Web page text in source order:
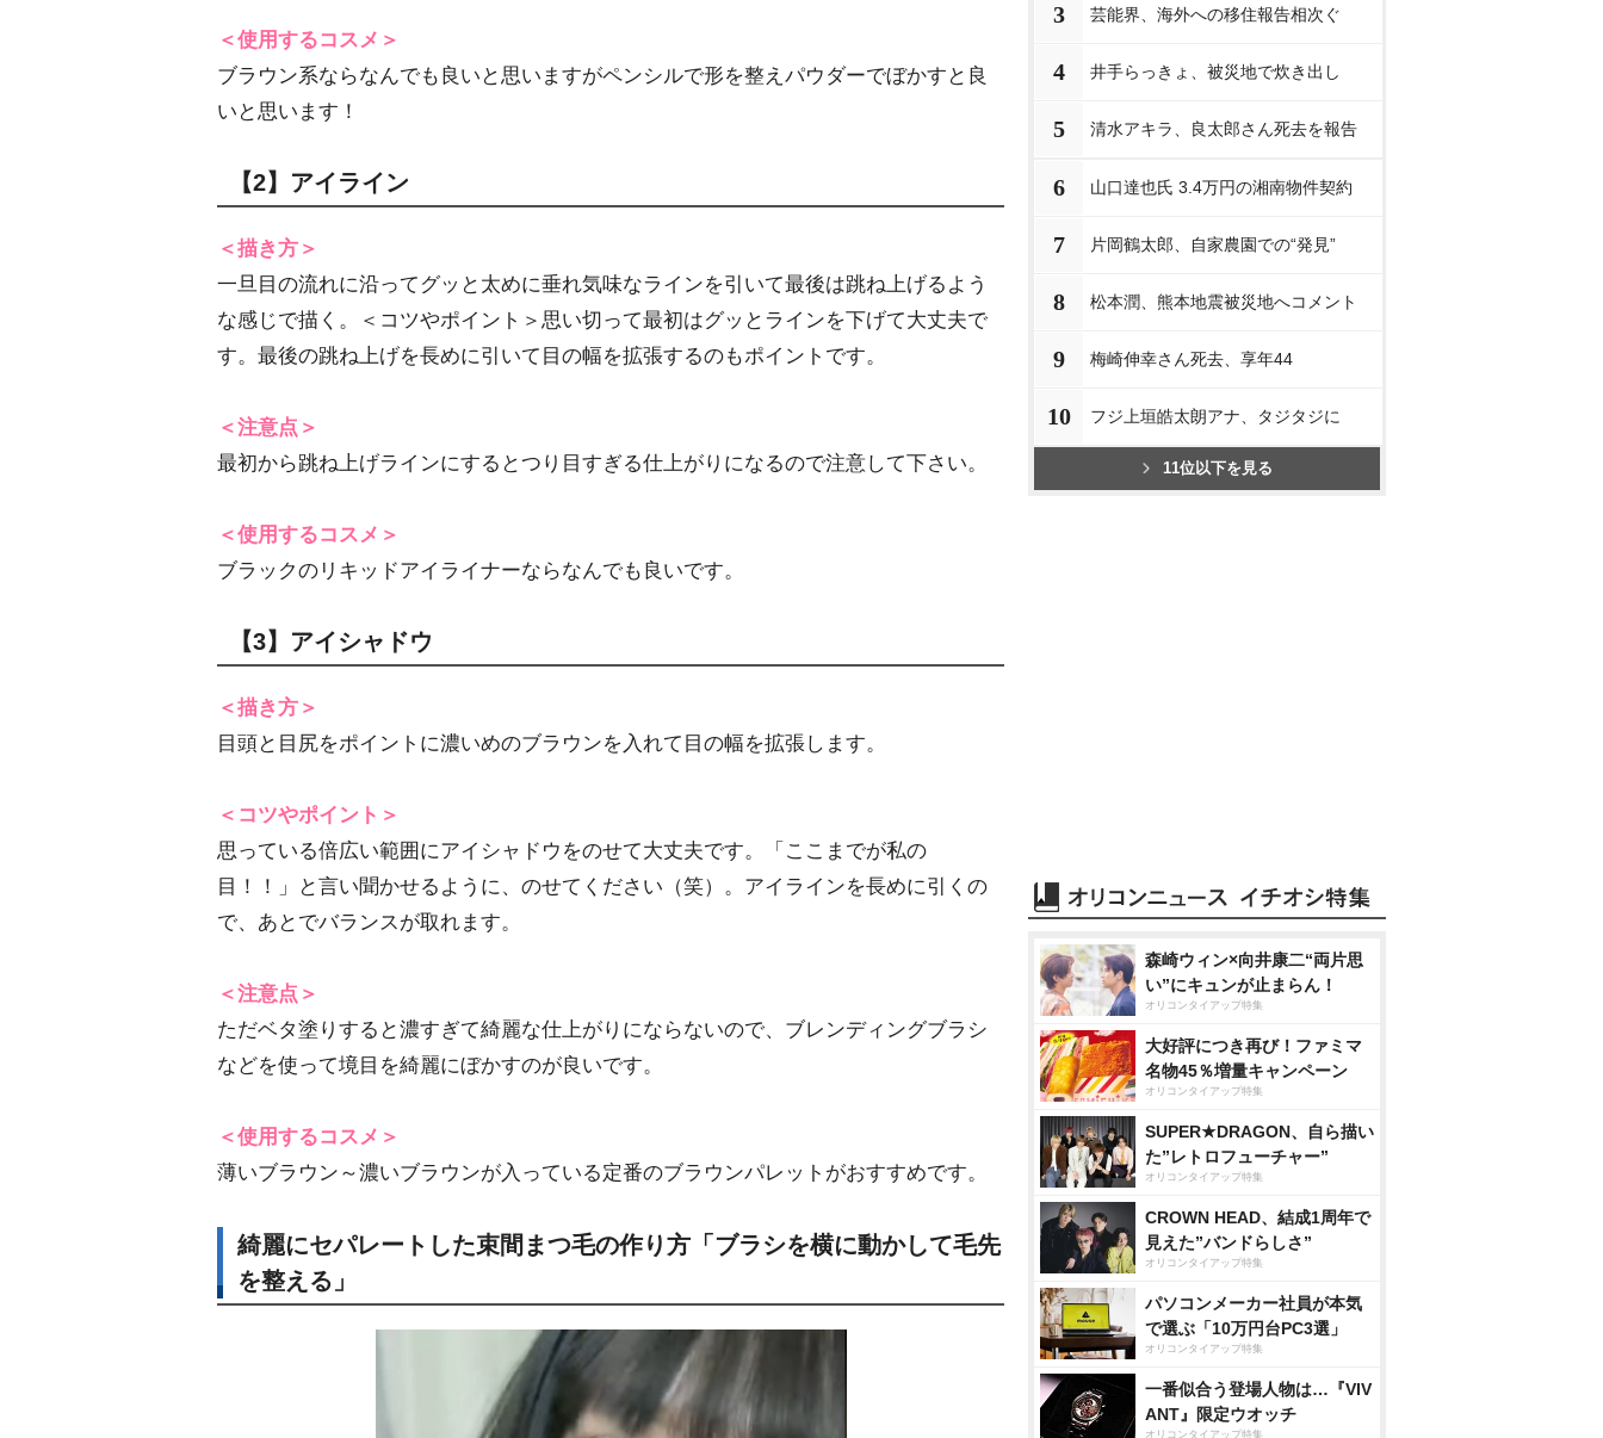
＜使用するコスメ＞
ブラウン系ならなんでも良いと思いますがペンシルで形を整えパウダーでぼかすと良
いと思います！
【2】アイライン
＜描き方＞
一旦目の流れに沿ってグッと太めに垂れ気味なラインを引いて最後は跳ね上げるよう
な感じで描く。＜コツやポイント＞思い切って最初はグッとラインを下げて大丈夫で
す。最後の跳ね上げを長めに引いて目の幅を拡張するのもポイントです。
＜注意点＞
最初から跳ね上げラインにするとつり目すぎる仕上がりになるので注意して下さい。
＜使用するコスメ＞
ブラックのリキッドアイライナーならなんでも良いです。
【3】アイシャドウ
＜描き方＞
目頭と目尻をポイントに濃いめのブラウンを入れて目の幅を拡張します。
＜コツやポイント＞
思っている倍広い範囲にアイシャドウをのせて大丈夫です。「ここまでが私の
目！！」と言い聞かせるように、のせてください（笑）。アイラインを長めに引くの
で、あとでバランスが取れます。
＜注意点＞
ただベタ塗りすると濃すぎて綺麗な仕上がりにならないので、ブレンディングブラシ
などを使って境目を綺麗にぼかすのが良いです。
＜使用するコスメ＞
薄いブラウン～濃いブラウンが入っている定番のブラウンパレットがおすすめです。
綺麗にセパレートした束間まつ毛の作り方「ブラシを横に動かして毛先
を整える」
3 芸能界、海外への移住報告相次ぐ
4 井手らっきょ、被災地で炊き出し
5 清水アキラ、良太郎さん死去を報告
6 山口達也氏 3.4万円の湘南物件契約
7 片岡鶴太郎、自家農園での“発見”
8 松本潤、熊本地震被災地へコメント
9 梅崎伸幸さん死去、享年44
10 フジ上垣皓太朗アナ、タジタジに
11位以下を見る
森崎ウィン×向井康二“両片思
い”にキュンが止まらん！
オリコンタイアップ特集
大好評につき再び！ファミマ
名物45％増量キャンペーン
オリコンタイアップ特集
SUPER★DRAGON、自ら描い
た”レトロフューチャー”
オリコンタイアップ特集
CROWN HEAD、結成1周年で
見えた”バンドらしさ”
オリコンタイアップ特集
パソコンメーカー社員が本気
で選ぶ「10万円台PC3選」
オリコンタイアップ特集
一番似合う登場人物は…『VIV
ANT』限定ウオッチ
オリコンタイアップ特集